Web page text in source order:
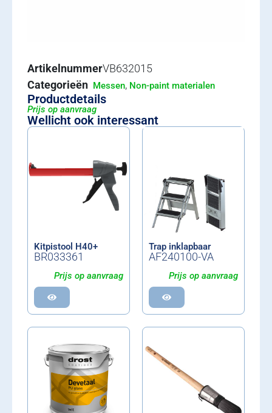
ArtikelnummerVB632015
Categorieën Messen, Non-paint materialen
Productdetails
Prijs op aanvraag
Wellicht ook interessant
Kitpistool H40+
BR033361
Prijs op aanvraag
Trap inklapbaar
AF240100-VA
Prijs op aanvraag